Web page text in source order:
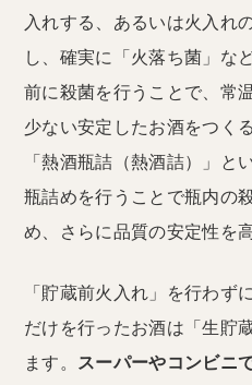
入れする、あるいは火入れ
し、確実に「火落ち菌」な
前に殺菌を行うことで、常
少ない安定したお酒をつく
「熱酒瓶詰（熱酒詰）」と
瓶詰めを行うことで瓶内の
め、さらに品質の安定性を
「貯蔵前火入れ」を行わず
だけを行ったお酒は「生貯
ます。 スーパーやコンビニ